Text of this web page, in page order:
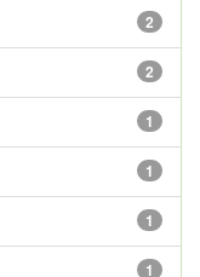
2
2
1
1
1
1